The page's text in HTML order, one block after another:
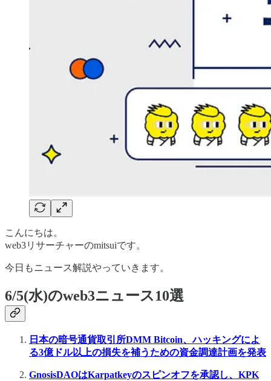
こんにちは。
web3リサーチャーのmitsuiです。
今日もニュース解説やっていきます。
6/5(水)のweb3ニュース10選
日本の暗号通貨取引所DMM Bitcoin、ハッキングによ
る3億ドル以上の損失を補うための資金調達計画を発表
GnosisDAOはKarpatkeyのスピンオフを承認し、KPK